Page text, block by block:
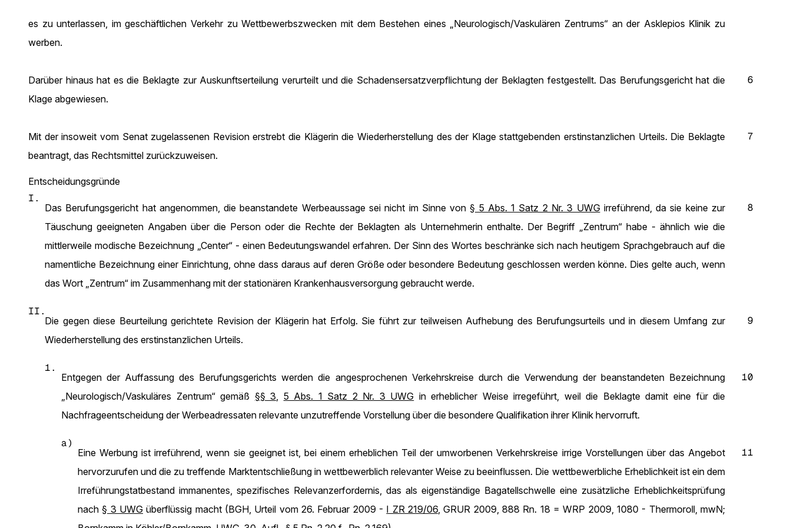
es zu unterlassen, im geschäftlichen Verkehr zu Wettbewerbszwecken mit dem Bestehen eines „Neurologisch/Vaskulären Zentrums“ an der Asklepios Klinik zu
werben.
6
Darüber hinaus hat es die Beklagte zur Auskunftserteilung verurteilt und die Schadensersatzverpflichtung der Beklagten festgestellt. Das Berufungsgericht hat die
Klage abgewiesen.
7
Mit der insoweit vom Senat zugelassenen Revision erstrebt die Klägerin die Wiederherstellung des der Klage stattgebenden erstinstanzlichen Urteils. Die Beklagte
beantragt, das Rechtsmittel zurückzuweisen.
Entscheidungsgründe
I.
8
Das Berufungsgericht hat angenommen, die beanstandete Werbeaussage sei nicht im Sinne von§ 5 Abs. 1 Satz 2 Nr. 3 UWGirreführend, da sie keine zur
Täuschung geeigneten Angaben über die Person oder die Rechte der Beklagten als Unternehmerin enthalte. Der Begriff „Zentrum“ habe - ähnlich wie die
mittlerweile modische Bezeichnung „Center“ - einen Bedeutungswandel erfahren. Der Sinn des Wortes beschränke sich nach heutigem Sprachgebrauch auf die
namentliche Bezeichnung einer Einrichtung, ohne dass daraus auf deren Größe oder besondere Bedeutung geschlossen werden könne. Dies gelte auch, wenn
das Wort „Zentrum“ im Zusammenhang mit der stationären Krankenhausversorgung gebraucht werde.
II.
9
Die gegen diese Beurteilung gerichtete Revision der Klägerin hat Erfolg. Sie führt zur teilweisen Aufhebung des Berufungsurteils und in diesem Umfang zur
Wiederherstellung des erstinstanzlichen Urteils.
1.
10
Entgegen der Auffassung des Berufungsgerichts werden die angesprochenen Verkehrskreise durch die Verwendung der beanstandeten Bezeichnung
„Neurologisch/Vaskuläres Zentrum“ gemäß §§ 3, 5 Abs. 1 Satz 2 Nr. 3 UWG in erheblicher Weise irregeführt, weil die Beklagte damit eine für die
Nachfrageentscheidung der Werbeadressaten relevante unzutreffende Vorstellung über die besondere Qualifikation ihrer Klinik hervorruft.
a)
11
Eine Werbung ist irreführend, wenn sie geeignet ist, bei einem erheblichen Teil der umworbenen Verkehrskreise irrige Vorstellungen über das Angebot
hervorzurufen und die zu treffende Marktentschließung in wettbewerblich relevanter Weise zu beeinflussen. Die wettbewerbliche Erheblichkeit ist ein dem
Irreführungstatbestand immanentes, spezifisches Relevanzerfordernis, das als eigenständige Bagatellschwelle eine zusätzliche Erheblichkeitsprüfung
nach§ 3 UWG überflüssig macht (BGH, Urteil vom 26. Februar 2009 - I ZR 219/06, GRUR 2009, 888 Rn. 18 = WRP 2009, 1080 - Thermoroll, mwN;